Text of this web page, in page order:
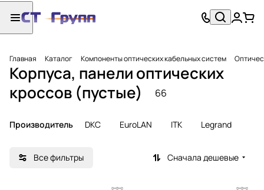
Главная Каталог Компоненты оптических кабельных систем
Корпуса, панели оптических
кроссов (пустые)
66
Производитель DKC EuroLAN ITK Legrand
Все фильтры Сначала дешевые